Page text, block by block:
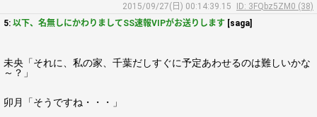
2015/09/27(日) 00:14:39.15
ID: 3FQbz5ZM0 (38)
5: 以下、名無しにかわりましてSS速報VIPがお送りします [saga]
未央「それに、私の家、千葉だしすぐに予定あわせるのは難しいかな
～？」
卯月「そうですね・・・」